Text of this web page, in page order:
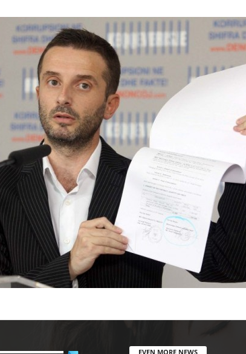
EVEN MORE NEWS